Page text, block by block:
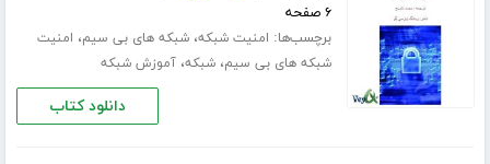
۶ صفحه
برچسب‌ها: امنیت شبکه،شبکه های بی سیم، امنیت
شبکه های بی سیم،شبکه،آموزش شبکه
دانلود کتاب